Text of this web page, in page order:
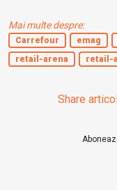
Mai multe despre:
Carrefour emag
retail-arena
retail-
Share